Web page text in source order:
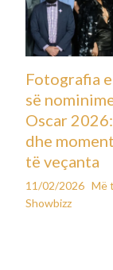
Fotografia
së
Oscar
dhe
të veçanta
11/02/2026 Më
Showbizz